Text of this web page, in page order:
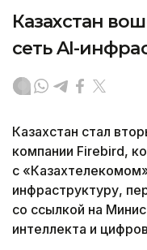
Казахстан
сеть AI-
Казахстан стал
компании Firebird,
с
инфраструктуру,
со ссылкой на
интеллекта и